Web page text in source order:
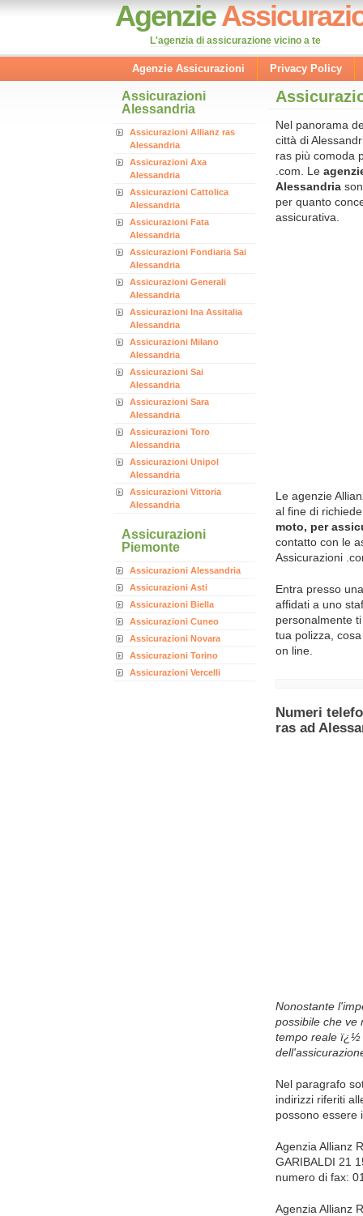
Agenzie
L'agenzia di assicurazione vicino a te
Agenzie Assicurazioni Privacy Policy
Assicurazioni
Alessandria
Assicurazioni Allianz ras
Alessandria
Assicurazioni Axa
Alessandria
Assicurazioni Cattolica
Alessandria
Assicurazioni Fata
Alessandria
Assicurazioni Fondiaria Sai
Alessandria
Assicurazioni Generali
Alessandria
Assicurazioni Ina Assitalia
Alessandria
Assicurazioni Milano
Alessandria
Assicurazioni Sai
Alessandria
Assicurazioni Sara
Alessandria
Assicurazioni Toro
Alessandria
Assicurazioni Unipol
Alessandria
Assicurazioni Vittoria
Alessandria
Assicurazioni
Piemonte
Assicurazioni Alessandria
Assicurazioni Asti
Assicurazioni Biella
Assicurazioni Cuneo
Assicurazioni Novara
Assicurazioni Torino
Assicurazioni Vercelli
Nel panorama
città di
ras più comoda
.com. Le
Alessandria
per quanto
assicurativa.
Le agenzie
al fine di
moto, per
contatto con le
Assicurazioni
Entra presso
affidati a uno
personalmente
tua polizza,
on line.
Numeri
ras ad
Nonostante
possibile che ve
tempo reale ï¿½
Nel paragrafo
indirizzi riferiti
possono essere
Agenzia Allianz
GARIBALDI 21
numero di fax:
Agenzia Allianz